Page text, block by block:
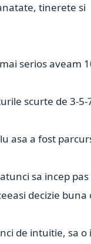
tinerete si
serios aveam
scurte de 3-5-
asa a fost
sa incep pas
decizie buna
de intuitie, sa o